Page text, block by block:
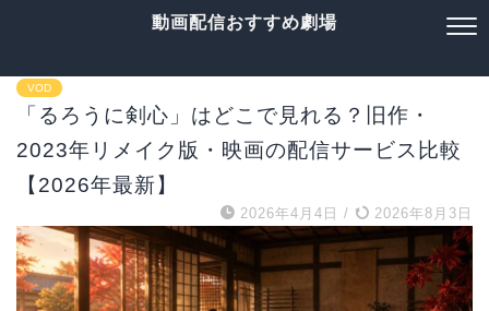
動画配信おすすめ劇場
VOD
「るろうに剣心」はどこで見れる？旧作・
2023年リメイク版・映画の配信サービス比較
【2026年最新】
2026年4月4日 / 2026年8月3日